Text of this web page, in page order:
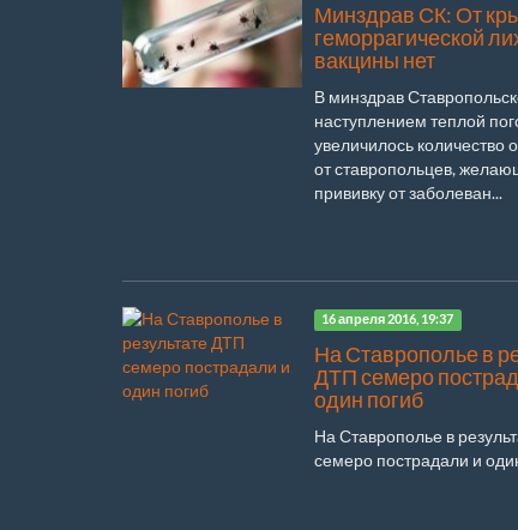
Минздрав СК: От
геморрагической
вакцины нет
В минздрав
наступлением теплой
увеличилось количество
от ставропольцев,
прививку от заболеван...
16 апреля 2016, 19:37
На Ставрополье в
ДТП семеро
один погиб
На Ставрополье в
семеро пострадали и